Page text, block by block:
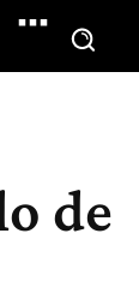
de